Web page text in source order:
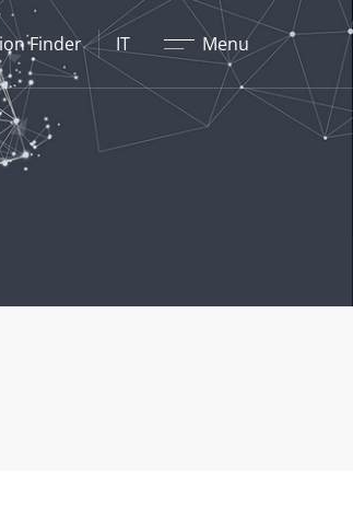
Finder IT Menu
Chiudere